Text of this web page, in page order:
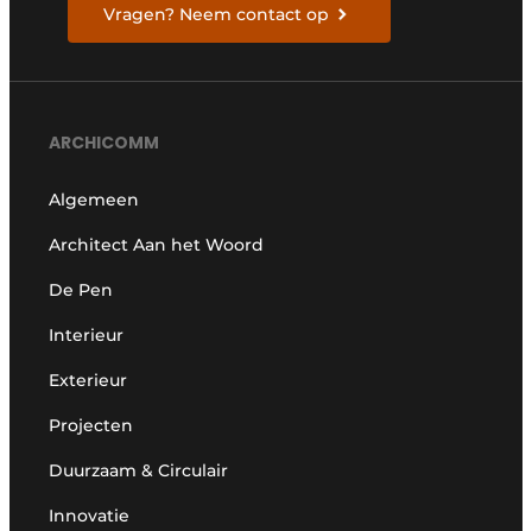
Vragen? Neem contact op
ARCHICOMM
Algemeen
Architect Aan het Woord
De Pen
Interieur
Exterieur
Projecten
Duurzaam & Circulair
Innovatie